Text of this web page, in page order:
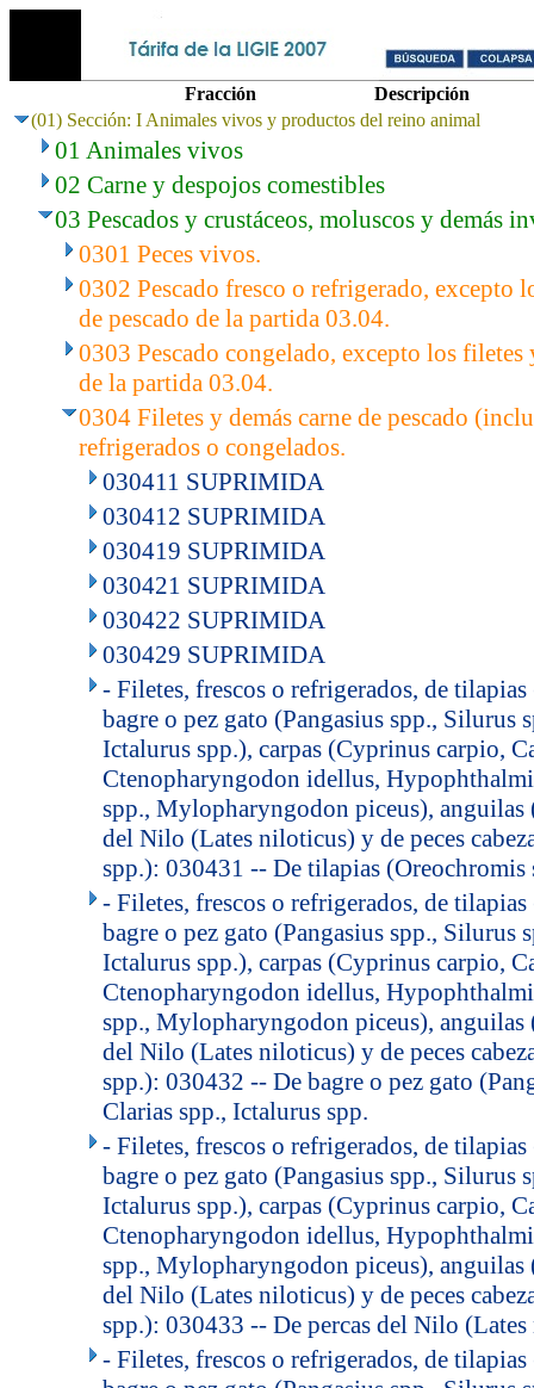
Fracción
Descripción
(01) Sección: I Animales vivos y productos del reino animal
01 Animales vivos
02 Carne y despojos comestibles
03 Pescados y crustáceos, moluscos y demás
0301 Peces vivos.
0302 Pescado fresco o refrigerado, excepto
de pescado de la partida 03.04.
0303 Pescado congelado, excepto los filetes
de la partida 03.04.
0304 Filetes y demás carne de pescado
refrigerados o congelados.
030411 SUPRIMIDA
030412 SUPRIMIDA
030419 SUPRIMIDA
030421 SUPRIMIDA
030422 SUPRIMIDA
030429 SUPRIMIDA
- Filetes, frescos o refrigerados, de
bagre o pez gato (Pangasius spp., Silurus
Ictalurus spp.), carpas (Cyprinus carpio,
Ctenopharyngodon idellus,
spp., Mylopharyngodon piceus), anguilas
del Nilo (Lates niloticus) y de peces
spp.): 030431 -- De tilapias (Oreochromis
- Filetes, frescos o refrigerados, de
bagre o pez gato (Pangasius spp., Silurus
Ictalurus spp.), carpas (Cyprinus carpio,
Ctenopharyngodon idellus,
spp., Mylopharyngodon piceus), anguilas
del Nilo (Lates niloticus) y de peces
spp.): 030432 -- De bagre o pez gato
Clarias spp., Ictalurus spp.
- Filetes, frescos o refrigerados, de
bagre o pez gato (Pangasius spp., Silurus
Ictalurus spp.), carpas (Cyprinus carpio,
Ctenopharyngodon idellus,
spp., Mylopharyngodon piceus), anguilas
del Nilo (Lates niloticus) y de peces
spp.): 030433 -- De percas del Nilo
- Filetes, frescos o refrigerados, de